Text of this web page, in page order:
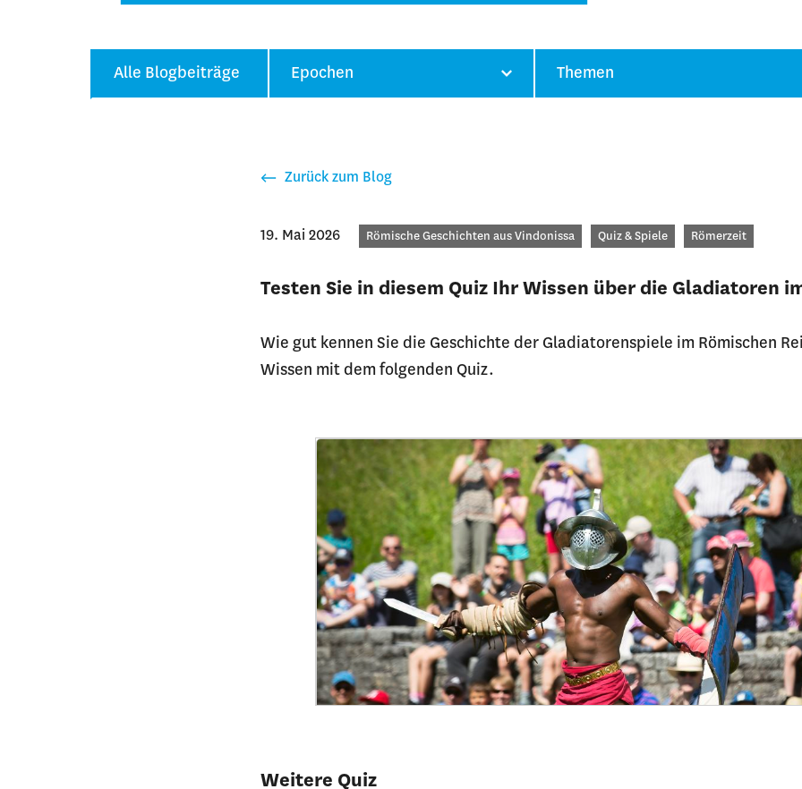
Alle Blogbeiträge Epochen Themen
Zurück zum Blog
19. Mai 2026 Kategorien
Römische Geschichten aus Vindonissa Quiz & Spiele Römerzeit
Testen Sie in diesem Quiz Ihr Wissen über die Gladiatoren
Wie gut kennen Sie die Geschichte der Gladiatorenspiele im Römischen
Wissen mit dem folgenden Quiz.
Weitere Quiz